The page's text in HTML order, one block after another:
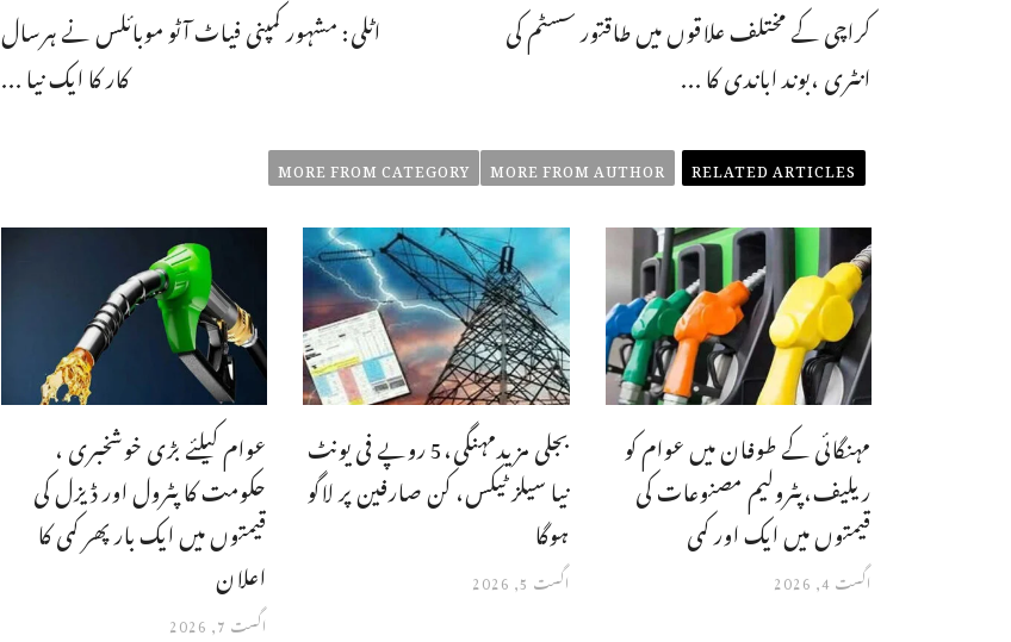
اٹلی: مشہور کمپنی فیاٹ آٹو موبائلس نے ہرسال
کار کا ایک نیا ...
کراچی کے مختلف علاقوں میں طاقتور سسٹم کی
انٹری ،بوند اباندی کا ...
RELATED ARTICLES
MORE FROM AUTHOR
MORE FROM CATEGORY
عوام کیلئے بڑی خوشخبری ،
حکومت کا پٹرول اور ڈیزل کی
قیمتوں میں ایک بار پھر کمی کا
اعلان
اگست 7, 2026
بجلی مزیدمہنگی،5 روپے فی یونٹ
نیا سیلز ٹیکس، کن صارفین پر لاگو
ہوگا
اگست 5, 2026
مہنگائی کے طوفان میں عوام کو
ریلیف،پٹرولیم مصنوعات کی
قیمتوں میں ایک اور کمی
اگست 4, 2026